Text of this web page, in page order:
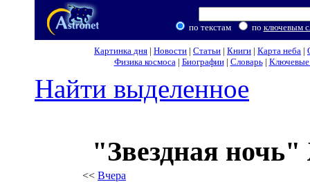
по текстам по ключевым
Картинка дня | Новости | Статьи | Книги | Карта неба |
Физика космоса| Биографии| Словарь| Ключевые
Найти выделенное
"Звездная
<< Вчера